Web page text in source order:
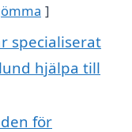
specialiserat
hjälpa till
för